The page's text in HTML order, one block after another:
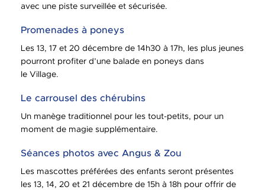
avec une piste surveillée et sécurisée.
Promenades à poneys
Les 13, 17 et 20 décembre de 14h30 à 17h, les plus jeunes
pourront profiter d’une balade en poneys dans
le Village.
Le carrousel des chérubins
Un manège traditionnel pour les tout-petits, pour un
moment de magie supplémentaire.
Séances photos avec Angus & Zou
Les mascottes préférées des enfants seront présentes
les 13, 14, 20 et 21 décembre de 15h à 18h pour offrir de